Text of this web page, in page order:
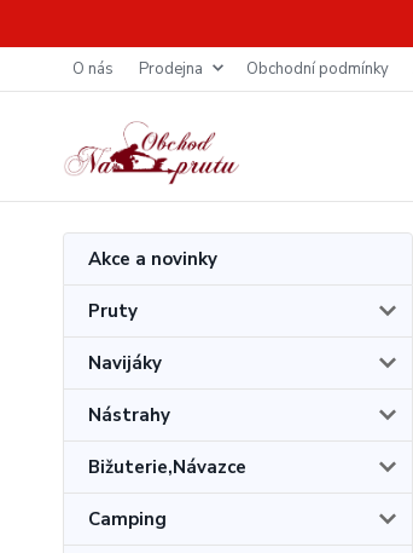
O nás Prodejna Obchodní podmínky
Akce a novinky
Pruty
Navijáky
Nástrahy
Bižuterie,Návazce
Camping